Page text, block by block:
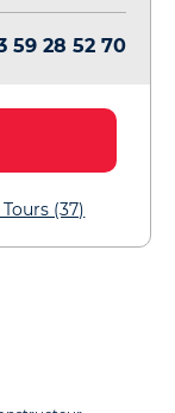
59 28 52 70
(37)